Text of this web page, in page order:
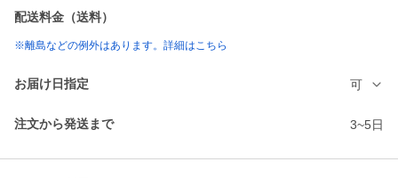
配送料金（送料）
※離島などの例外はあります。詳細はこちら
お届け日指定 可
注文から発送まで 3~5日